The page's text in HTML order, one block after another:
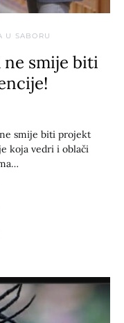
U SABORU
ne smije biti
smije biti projekt
koja vedri i oblači